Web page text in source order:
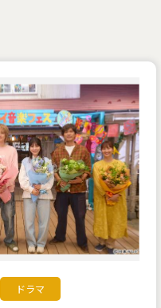
ドラマ